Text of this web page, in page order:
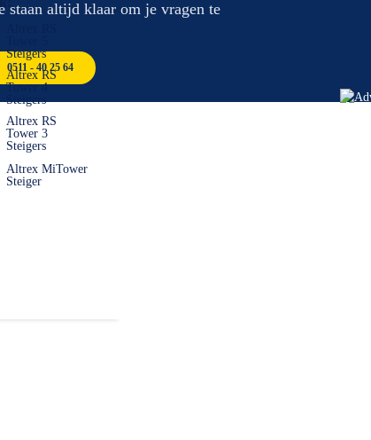
Steigers
Altrex RS
Tower 4
Steigers
Altrex RS
Tower 3
Steigers
Altrex MiTower
Steiger
staan altijd klaar om je vragen te
0511 - 40 25 64